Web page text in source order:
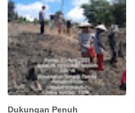
Dukungan Penuh